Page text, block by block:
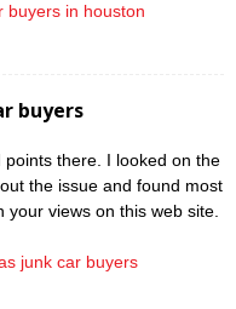
buyers in houston
buyers
there. I looked on the
the issue and found most
your views on this web site.
junk car buyers